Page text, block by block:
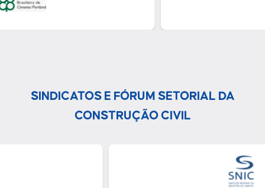
SINDICATOS E FÓRUM SETORIAL DA
CONSTRUÇÃO CIVIL